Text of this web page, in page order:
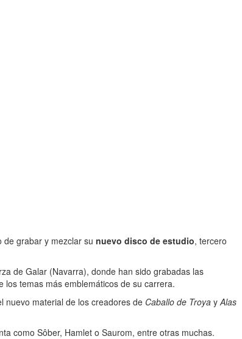
de grabar y mezclar su nuevo disco de estudio, tercero
de Galar (Navarra), donde han sido grabadas las
los temas más emblemáticos de su carrera.
nuevo material de los creadores de Caballo de Troya yAlas
como Sôber, Hamlet o Saurom, entre otras muchas.